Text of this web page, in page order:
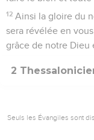
12 Ainsi la gloire du
sera révélée en
grâce de notre Dieu
2
Seuls les Évangiles sont